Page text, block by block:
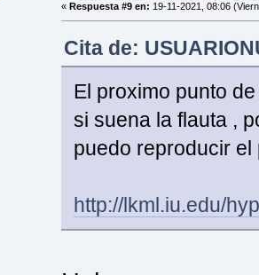
« Respuesta #9 en: 19-11-2021, 08:06
Cita de:
El proximo punto
si suena la flauta ,
puedo reproducir el
http://lkml.iu.edu/